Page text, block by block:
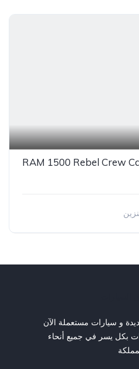
و سيارات مستعملة الآن
بكل يسر في جميع أنحاء